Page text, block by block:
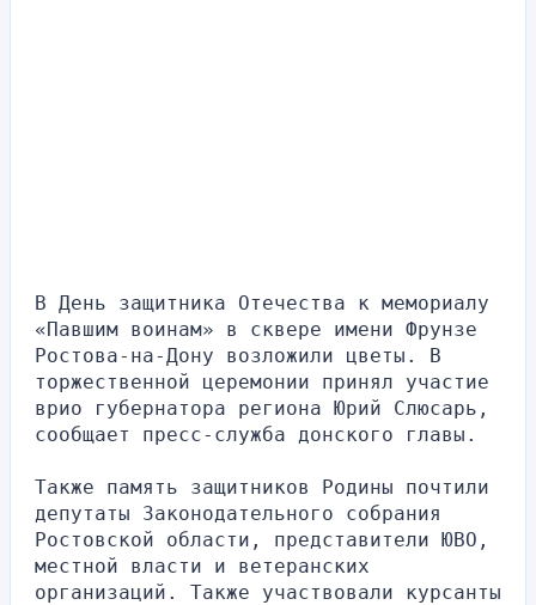
В День защитника Отечества к мемориалу
«Павшим воинам» в сквере имени Фрунзе
Ростова-на-Дону возложили цветы. В
торжественной церемонии принял участие
врио губернатора региона Юрий Слюсарь,
сообщает пресс-служба донского главы.
Также память защитников Родины почтили
депутаты Законодательного собрания
Ростовской области, представители ЮВО,
местной власти и ветеранских
организаций. Также участвовали курсанты